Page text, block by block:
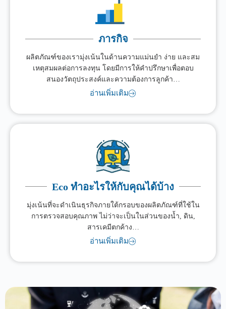
ภารกิจ
ผลิตภัณฑ์ของเรามุ่งเน้นในด้านความแม่นยำ ง่าย และสม
เหตุสมผลต่อการลงทุน โดยมีการให้คำปรึกษาเพื่อตอบ
สนองวัตถุประสงค์และความต้องการลูกค้า…
อ่านเพิ่มเติม
Eco ทำอะไรให้กับคุณได้บ้าง
มุ่งเน้นที่จะดำเนินธุรกิจภายใต้กรอบของผลิตภัณฑ์ที่ใช้ใน
การตรวจสอบคุณภาพ ไม่ว่าจะเป็นในส่วนของน้ำ, ดิน,
สารเคมีตกค้าง…
อ่านเพิ่มเติม